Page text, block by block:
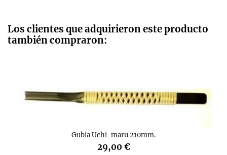
Los clientes que adquirieron este producto
también compraron:
Gubia Uchi-maru 210mm.
29,00 €